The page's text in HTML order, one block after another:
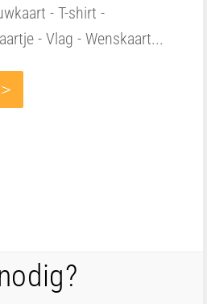
- T-shirt -
- Vlag - Wenskaart...